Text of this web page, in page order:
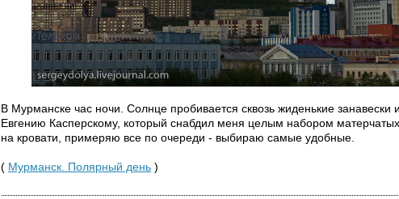
В Мурманске час ночи. Солнце пробивается сквозь жиденькие занавески
Евгению Касперскому, который снабдил меня целым набором
на кровати, примеряю все по очереди - выбираю самые удобные.
( Мурманск. Полярный день )